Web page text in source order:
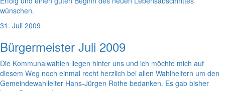
wünschen.
31. Juli 2009
Bürgermeister Juli 2009
Die Kommunalwahlen liegen hinter uns und ich möchte mich auf
diesem Weg noch einmal recht herzlich bei allen Wahlhelfern um den
Gemeindewahlleiter Hans-Jürgen Rothe bedanken. Es gab bisher